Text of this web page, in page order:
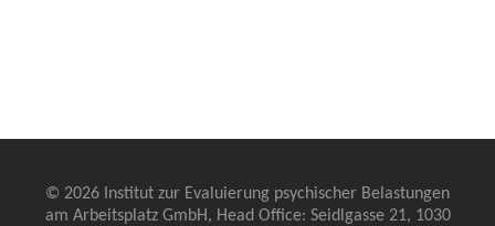
© 2026 Institut zur Evaluierung psychischer Belastungen
am Arbeitsplatz GmbH, Head Office: Seidlgasse 21, 1030